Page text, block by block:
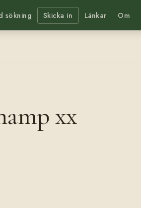
sökning Skicka in Länkar Om
xx